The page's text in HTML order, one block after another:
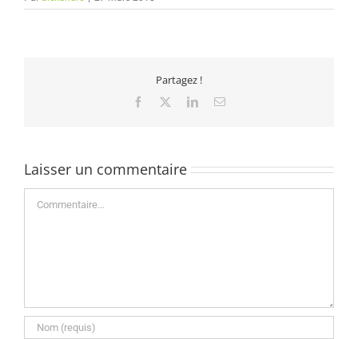
Partagez !
Facebook LinkedIn
Laisser un commentaire